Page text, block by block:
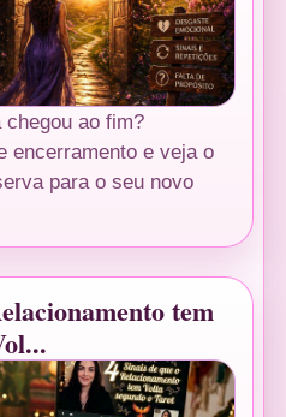
chegou ao fim?
encerramento e veja o
para o seu novo
tem